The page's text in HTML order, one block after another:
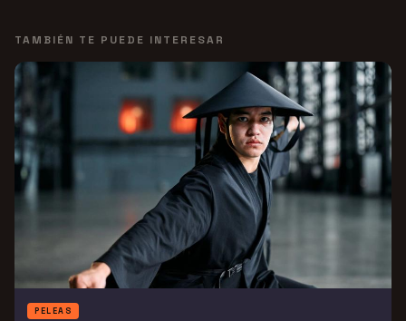
TAMBIÉN TE PUEDE INTERESAR
PELEAS